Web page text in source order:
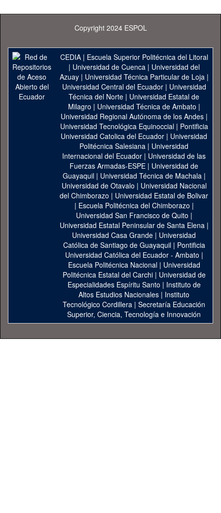
Copyright 2024 ESPOL
CEDIA| Escuela Superior Politécnica del Litoral
| Universidad de Cuenca| Universidad del
Azuay| Universidad Técnica Particular de Loja|
Universidad Central del Ecuador| Universidad
Técnica del Norte | Universidad Estatal de
Milagro | Universidad Técnica de Ambato |
Universidad Regional Autónoma de los Andes|
Universidad Tecnológica Equinoccial| Pontificia
Universidad Catolica del Ecuador | Universidad
Politécnica Salesiana | Universidad
Internacional del Ecuador | Universidad de las
Fuerzas Armadas-ESPE | Universidad de
Guayaquil| Universidad Técnica de Machala|
Universidad de Otavalo | Universidad Nacional
del Chimborazo | Universidad Estatal de Bolivar
| Escuela Politécnica del Chimborazo |
Universidad San Francisco de Quito |
Universidad Estatal Peninsular de Santa Elena|
Universidad Casa Grande | Universidad
Católica de Santiago de Guayaquil| Pontificia
Universidad Católica del Ecuador - Ambato |
Escuela Politécnica Nacional| Universidad
Politécnica Estatal del Carchi| Universidad de
Especialidades Espíritu Santo | Instituto de
Altos Estudios Nacionales | Instituto
Tecnológico Cordillera | Secretaría Educación
Superior, Ciencia, Tecnología e Innovación